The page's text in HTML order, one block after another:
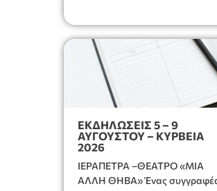
παρακάτω θέματα:
ΕΚΔΗΛΩΣΕΙΣ 5 – 9
ΑΥΓΟΥΣΤΟΥ – ΚΥΡΒΕΙΑ
2026
ΙΕΡΑΠΕΤΡΑ –ΘΕΑΤΡΟ «ΜΙΑ
ΑΛΛΗ ΘΗΒΑ» Ένας συγγραφέας